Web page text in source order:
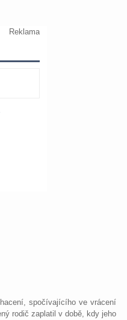
spočívajícího ve vrácení
rodič zaplatil v době, kdy jeho